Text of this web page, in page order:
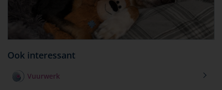
Ook interessant
Vuurwerk